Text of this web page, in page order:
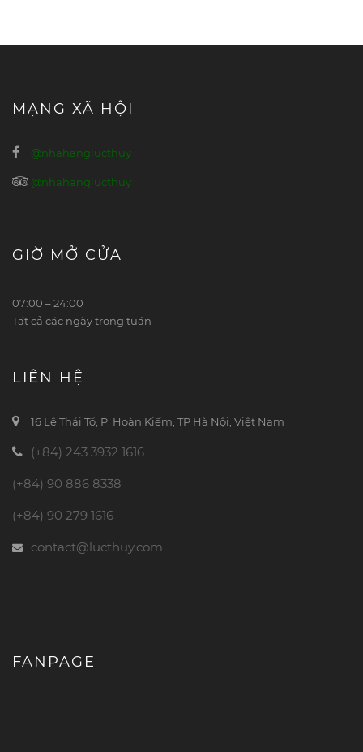
MẠNG XÃ HỘI
@nhahanglucthuy
@nhahanglucthuy
GIỜ MỞ CỬA
07:00 – 24:00
Tất cả các ngày trong tuần
LIÊN HỆ
16 Lê Thái Tổ, P. Hoàn Kiếm, TP Hà Nội, Việt Nam
(+84) 243 3932 1616
(+84) 90 886 8338
(+84) 90 279 1616
contact@lucthuy.com
FANPAGE